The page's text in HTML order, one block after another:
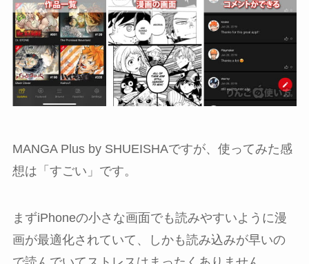
MANGA Plus by SHUEISHAですが、使ってみた感
想は「すごい」です。
まずiPhoneの小さな画面でも読みやすいように漫
画が最適化されていて、しかも読み込みが早いの